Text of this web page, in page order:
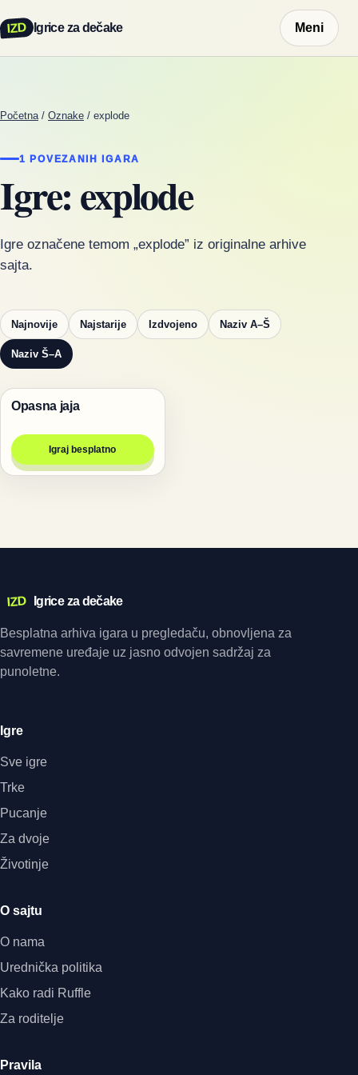
IZD Igrice za dečake Meni
Početna / Oznake / explode
1 POVEZANIH IGARA
Igre: explode
Igre označene temom „explode” iz originalne arhive
sajta.
Najnovije Najstarije Izdvojeno Naziv A–Š
Naziv Š–A
Igre za dvoje
Opasna jaja
Igraj besplatno
IZD Igrice za dečake
Besplatna arhiva igara u pregledaču, obnovljena za
savremene uređaje uz jasno odvojen sadržaj za
punoletne.
Igre
Sve igre
Trke
Pucanje
Za dvoje
Životinje
O sajtu
O nama
Urednička politika
Kako radi Ruffle
Za roditelje
Pravila